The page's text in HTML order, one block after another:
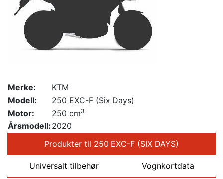
Merke:
KTM
Modell:
250 EXC-F (Six Days)
Motor:
250 cm3
Årsmodell: 2020
Produkter til 250 EXC-F (SIX DAYS)
Universalt tilbehør Vognkortdata